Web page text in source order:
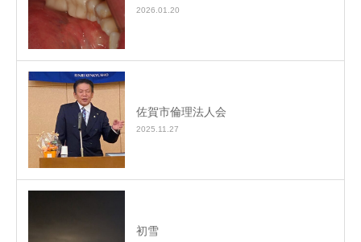
2026.01.20
佐賀市倫理法人会
2025.11.27
初雪